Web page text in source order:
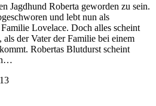
Jagdhund Roberta geworden zu sein.
und lebt nun als
Lovelace. Doch alles scheint
als der Vater der Familie bei einem
Robertas Blutdurst scheint